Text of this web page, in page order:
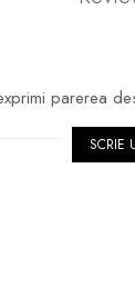
parerea
SCRIE